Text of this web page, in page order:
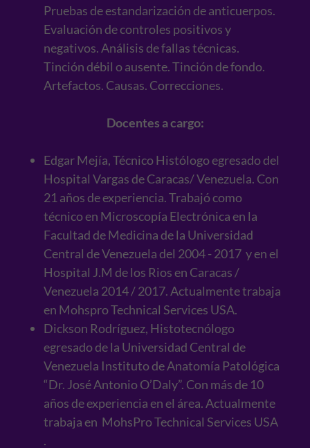
Pruebas de estandarización de anticuerpos.
Evaluación de controles positivos y
negativos. Análisis de fallas técnicas.
Tinción débil o ausente. Tinción de fondo.
Artefactos. Causas. Correcciones.
Docentes a cargo:
Edgar Mejía, Técnico Histólogo egresado del
Hospital Vargas de Caracas/ Venezuela. Con
21 años de experiencia. Trabajó como
técnico en Microscopía Electrónica en la
Facultad de Medicina de la Universidad
Central de Venezuela del 2004 - 2017 y en el
Hospital J.M de los Rios en Caracas /
Venezuela 2014 / 2017. Actualmente trabaja
en Mohspro Technical Services USA.
Dickson Rodríguez, Histotecnólogo
egresado de la Universidad Central de
Venezuela Instituto de Anatomía Patológica
“Dr. José Antonio O’Daly”. Con más de 10
años de experiencia en el área. Actualmente
trabaja en MohsPro Technical Services USA
.